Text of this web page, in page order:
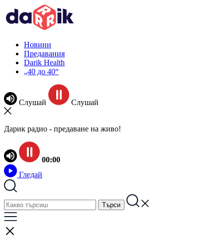
Новини
Предавания
Darik Health
„40 до 40“
Слушай Слушай
Дарик радио - предаване на живо!
00:00
Гледай